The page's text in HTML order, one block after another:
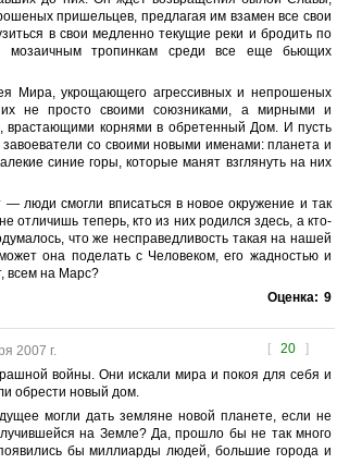
пришельцев, предлагая им взамен все свои
в свои медленно текущие реки и бродить по
мозаичным тропинкам среди все еще бьющих
Мира, укрощающего агрессивных и непрошеных
не просто своими союзниками, а мирными и
врастающими корнями в обретенный Дом. И пусть
со своими новыми именами: планета и
синие горы, которые манят взглянуть на них
— люди смогли вписаться в новое окружение и так
отличишь теперь, кто из них родился здесь, а кто-
что же несправедливость такая на нашей
она поделать с Человеком, его жадностью и
всем на Марс?
Оценка: 9
[ 20 ]
2007 г.
войны. Они искали мира и покоя для себя и
обрести новый дом.
могли дать земляне новой планете, если не
на Земле? Да, прошло бы не так много
бы миллиарды людей, большие города и